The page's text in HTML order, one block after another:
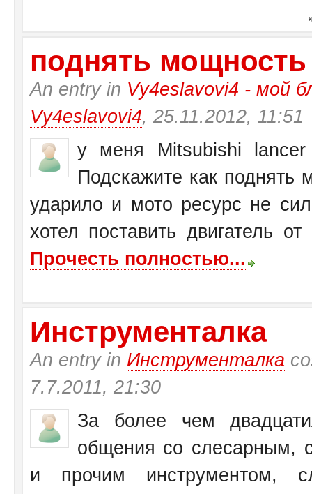
поднять
An entry in Vy4eslavovi4 - мой
Vy4eslavovi4, 25.11.2012, 11:51
у меня Mitsubishi
Подскажите как поднять
ударило и мото ресурс не
хотел поставить двигатель
Прочесть полностью...
Инструменталка
An entry in Инструменталка
7.7.2011, 21:30
За более чем
общения со слесарным,
и прочим инструментом,